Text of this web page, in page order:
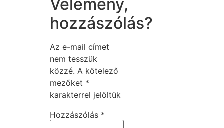
Vélemény,
hozzászólás?
Az e-mail címet
nem tesszük
közzé. A kötelező
mezőket *
karakterrel jelöltük
Hozzászólás *